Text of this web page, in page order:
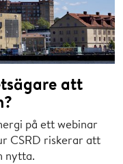
att
på ett webinar
CSRD riskerar att
nytta.